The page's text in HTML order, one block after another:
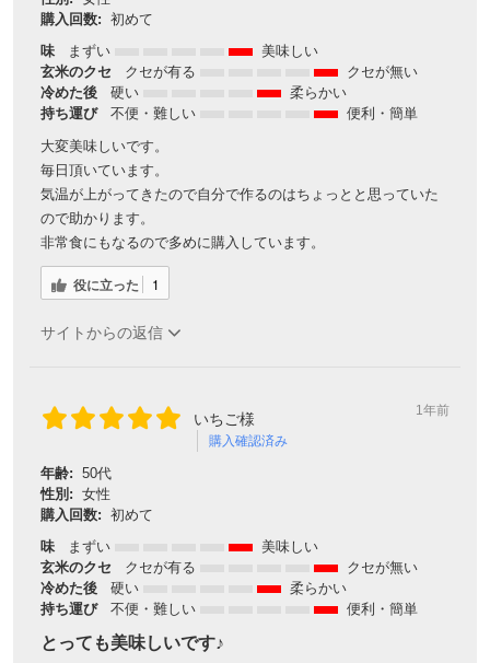
購入回数: 初めて
味
まずい
美味しい
玄米のクセ
クセが有る
クセが無い
冷めた後
硬い
柔らかい
持ち運び
不便・難しい
便利・簡単
大変美味しいです。
毎日頂いています。
気温が上がってきたので自分で作るのはちょっとと思っていた
ので助かります。
非常食にもなるので多めに購入しています。
役に立った 1
サイトからの返信
いちご様
購入確認済み
1年前
年齢: 50代
性別: 女性
購入回数: 初めて
味
まずい
美味しい
玄米のクセ
クセが有る
クセが無い
冷めた後
硬い
柔らかい
持ち運び
不便・難しい 便利・簡単
とっても美味しいです♪
新規会員様限定
今すぐ使える
円OFFクーポン
を
ご用意しました🎁
＼ ご登録の感謝を込めて ／
特典クーポン
300